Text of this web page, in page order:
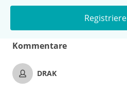
Kommentare
DRAK